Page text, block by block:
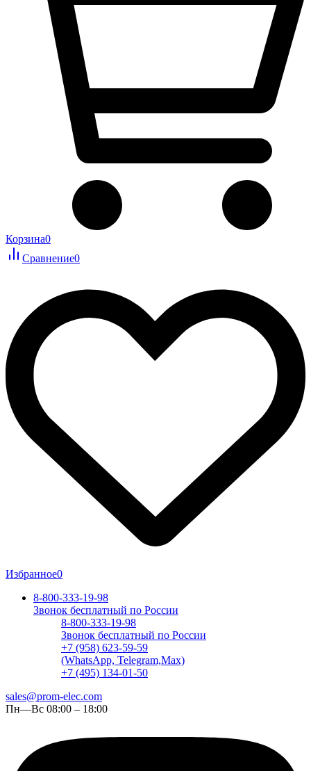
Корзина0
Сравнение0
Избранное0
8-800-333-19-98
Звонок бесплатный по России
8-800-333-19-98
Звонок бесплатный по России
+7 (958) 623-59-59
(WhatsApp, Telegram,Max)
+7 (495) 134-01-50
sales@prom-elec.com
Пн—Вс 08:00 – 18:00